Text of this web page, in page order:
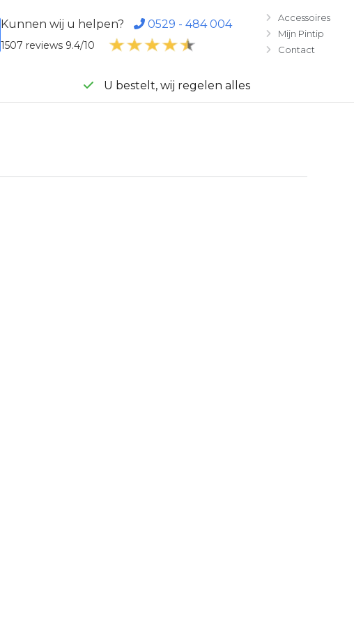
Kunnen wij u helpen?  0529 - 484 004
1507 reviews 9.4/10
 Accessoires
 Mijn Pintip
 Contact
 U bestelt, wij regelen alles